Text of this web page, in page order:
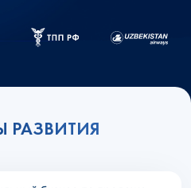
РАЗВИТИЯ